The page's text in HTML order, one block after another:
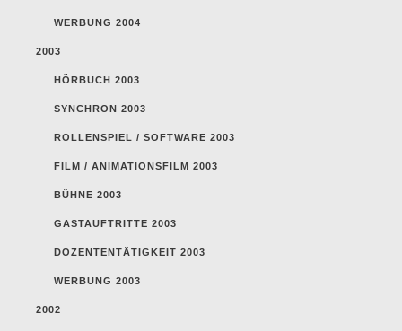
WERBUNG 2004
2003
HÖRBUCH 2003
SYNCHRON 2003
ROLLENSPIEL / SOFTWARE 2003
FILM / ANIMATIONSFILM 2003
BÜHNE 2003
GASTAUFTRITTE 2003
DOZENTENTÄTIGKEIT 2003
WERBUNG 2003
2002